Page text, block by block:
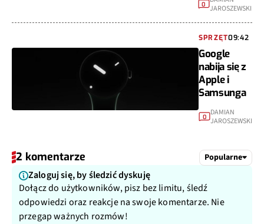
0
JAROSZEWSKI
SPRZĘT09:42
Google
nabija się z
Apple i
Samsunga
0
DAMIAN
JAROSZEWSKI
2 komentarze Popularne
Zaloguj się, by śledzić dyskuję
Dołącz do użytkowników, pisz bez limitu, śledź
odpowiedzi oraz reakcje na swoje komentarze. Nie
przegap ważnych rozmów!